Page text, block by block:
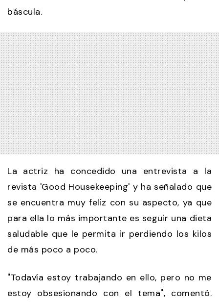
báscula.
La actriz ha concedido una entrevista a la
revista 'Good Housekeeping' y ha señalado que
se encuentra muy feliz con su aspecto, ya que
para ella lo más importante es seguir una dieta
saludable que le permita ir perdiendo los kilos
de más poco a poco.
"Todavía estoy trabajando en ello, pero no me
estoy obsesionando con el tema", comentó.